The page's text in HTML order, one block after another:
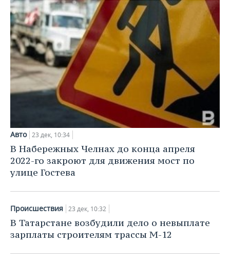
Авто 23 дек, 10:34
В Набережных Челнах до конца апреля
2022-го закроют для движения мост по
улице Гостева
Происшествия 23 дек, 10:32
В Татарстане возбудили дело о невыплате
зарплаты строителям трассы М-12